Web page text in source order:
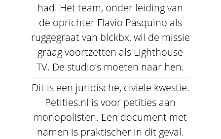
had. Het team, onder leiding van
de oprichter Flavio Pasquino als
ruggegraat van blckbx, wil de missie
graag voortzetten als Lighthouse
TV. De studio’s moeten naar hen.
Dit is een juridische, civiele kwestie.
Petities.nl is voor petities aan
monopolisten. Een document met
namen is praktischer in dit geval.